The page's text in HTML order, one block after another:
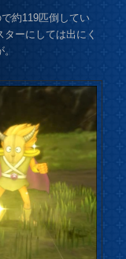
約119匹倒してい
ーにしては出にく